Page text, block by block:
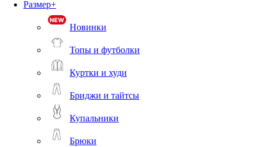
Размер+
Новинки
Топы и футболки
Куртки и худи
Бриджи и тайтсы
Купальники
Брюки